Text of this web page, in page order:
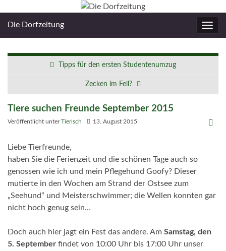
Die Dorfzeitung
Tipps für den ersten Studentenumzug
Zecken im Fell?
Tiere suchen Freunde September 2015
Veröffentlicht unterTierisch 13. August 2015
Liebe Tierfreunde,
haben Sie die Ferienzeit und die schönen Tage auch so
genossen wie ich und mein Pflegehund Goofy? Dieser
mutierte in den Wochen am Strand der Ostsee zum
„Seehund“ und Meisterschwimmer; die Wellen konnten gar
nicht hoch genug sein…
Doch auch hier jagt ein Fest das andere. Am Samstag, den
5. September findet von 10:00 Uhr bis 17:00 Uhr unser